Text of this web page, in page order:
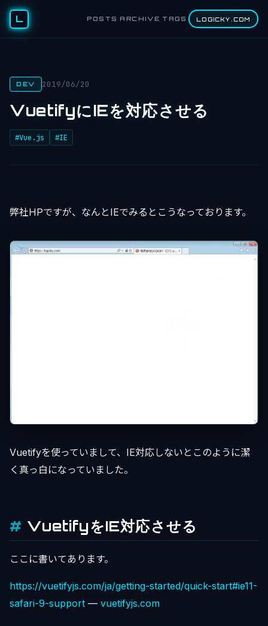
L POSTS ARCHIVE TAGS LOGICKY.COM
DEV 2019/06/20
VuetifyにIEを対応させる
#Vue.js #IE
弊社HPですが、なんとIEでみるとこうなっております。
Vuetifyを使っていまして、IE対応しないとこのように潔
く真っ白になっていました。
VuetifyをIE対応させる
ここに書いてあります。
https://vuetifyjs.com/ja/getting-started/quick-start#ie11-
safari-9-support — vuetifyjs.com